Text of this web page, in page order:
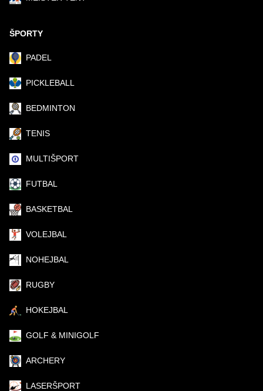
ŠPORTY
PADEL
PICKLEBALL
BEDMINTON
TENIS
MULTIŠPORT
FUTBAL
BASKETBAL
VOLEJBAL
NOHEJBAL
RUGBY
HOKEJBAL
GOLF & MINIGOLF
ARCHERY
LASERŠPORT